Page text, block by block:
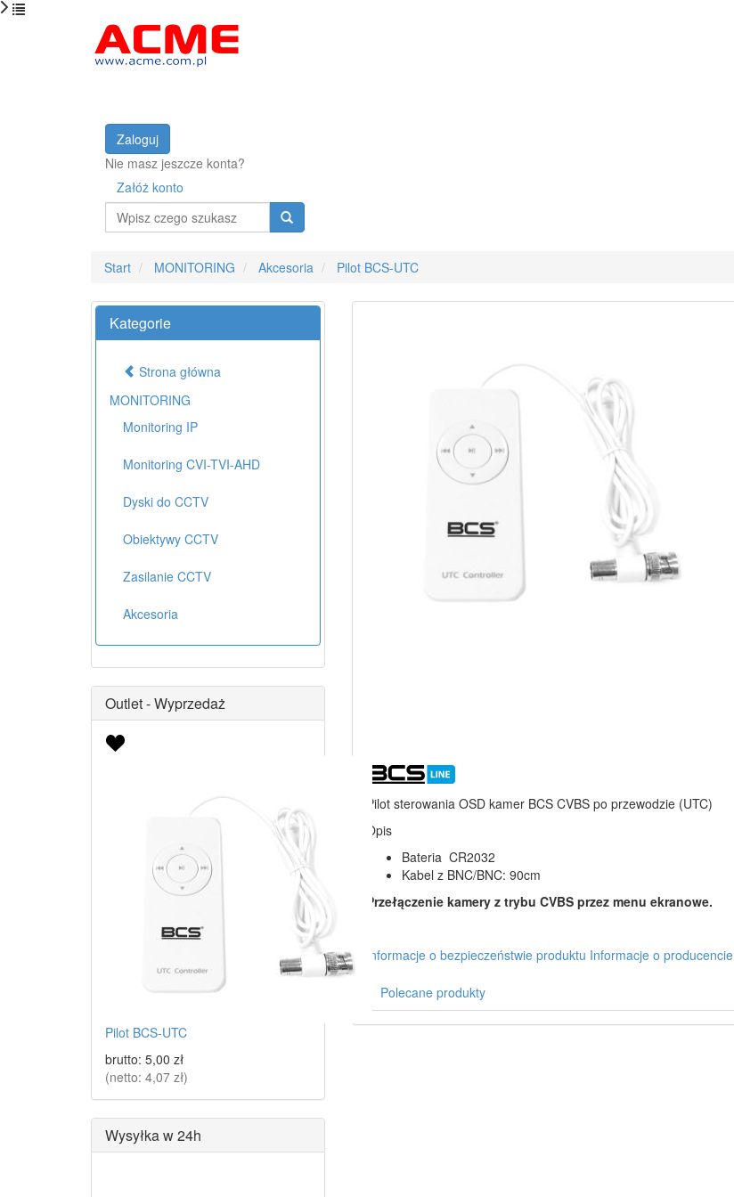
Zaloguj
Nie masz jeszcze konta?
Załóż konto
Wyszukaj
Start MONITORING Akcesoria Pilot BCS-UTC
Pilot sterowania OSD kamer BCS CVBS po przewodzie (UTC)
Opis
Bateria CR2032
Kabel z BNC/BNC: 90cm
Przełączenie kamery z trybu CVBS przez menu ekranowe.
Informacje o bezpieczeństwie produktu Informacje o producencie
Polecane produkty
Kategorie
Strona główna
MONITORING
Monitoring IP
Monitoring CVI-TVI-AHD
Dyski do CCTV
Obiektywy CCTV
Zasilanie CCTV
Akcesoria
Outlet - Wyprzedaż
Pilot BCS-UTC
brutto: 5,00 zł
(netto: 4,07 zł)
Wysyłka w 24h